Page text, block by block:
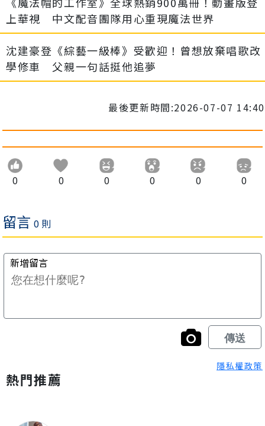
上華視 中文配音團隊用心重現魔法世界
沈建豪登《綜藝一級棒》受歡迎！曾想放棄唱歌改
學修車 父親一句話挺他追夢
最後更新時間:2026-07-07 14:40
0 0 0 0 0 0
隱私權政策
熱門推薦